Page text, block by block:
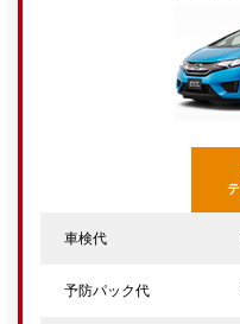
車検代
予防パック代